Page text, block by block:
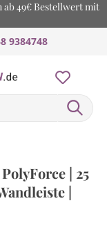
ab 49€ Bestellwert mit
9384748
| 25
|